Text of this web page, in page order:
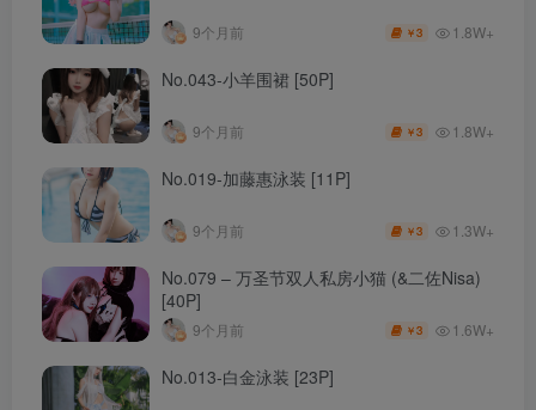
9个月前 ￥3 1.8W+
No.043-小羊围裙 [50P]
9个月前 ￥3 1.8W+
No.019-加藤惠泳装 [11P]
9个月前 ￥3 1.3W+
No.079 – 万圣节双人私房小猫 (&二佐Nisa)
[40P]
9个月前 ￥3 1.6W+
No.013-白金泳装 [23P]